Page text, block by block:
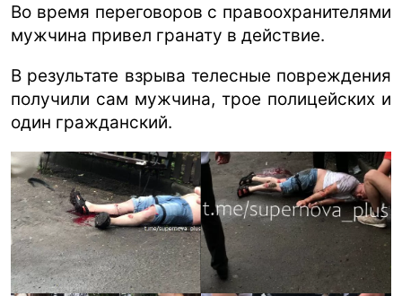
Во время переговоров с правоохранителями
мужчина привел гранату в действие.
В результате взрыва телесные повреждения
получили сам мужчина, трое полицейских и
один гражданский.